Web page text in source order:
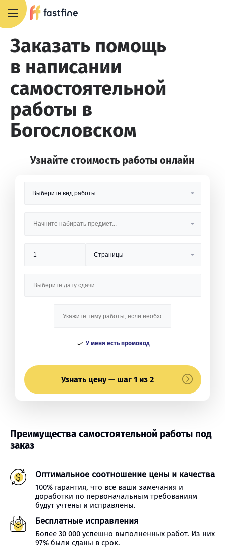
Заказать помощь
в написании
самостоятельной
работы в
Богословском
Узнайте стоимость работы онлайн
У меня есть промокод
Узнать цену — шаг 1 из 2
Преимущества самостоятельной работы под
заказ
Оптимальное соотношение цены и качества
100% гарантия, что все ваши замечания и
доработки по первоначальным требованиям
будут учтены и исправлены.
Бесплатные исправления
Более 30 000 успешно выполненных работ. Из них
97% были сданы в срок.